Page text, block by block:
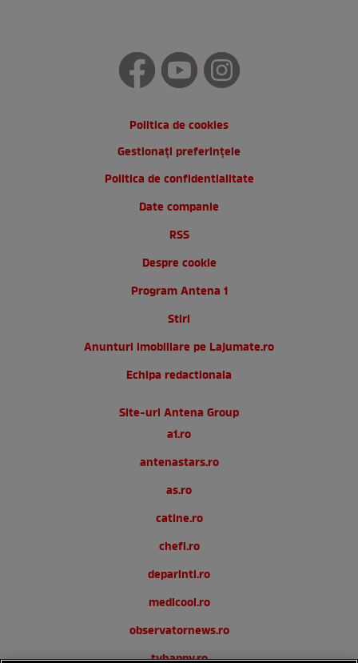
Politica de cookies
Gestionați preferințele
Politica de confidentialitate
Date companie
RSS
Despre cookie
Program Antena 1
Stiri
Anunturi imobiliare pe Lajumate.ro
Echipa redactionala
Site-uri Antena Group
a1.ro
antenastars.ro
as.ro
catine.ro
chefi.ro
deparinti.ro
medicool.ro
observatornews.ro